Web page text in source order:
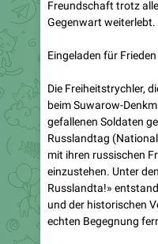
Eingeladen für Frieden
Die Freiheitstrychler,
gefallenen Soldaten
Russlandtag
mit ihren russischen
einzustehen. Unter
Russlandta!»
und der historischen
echten Begegnung
Noch vor wenigen